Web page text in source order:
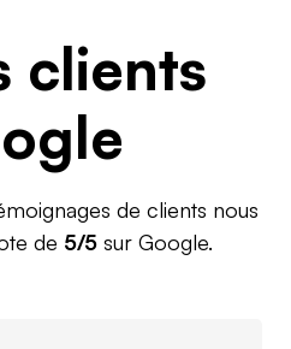
clients
de clients nous
de 5/5 sur Google.